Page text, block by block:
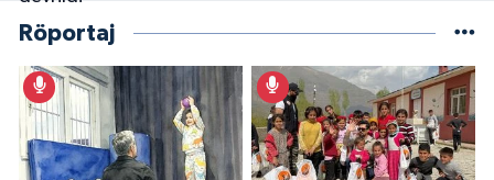
Röportaj